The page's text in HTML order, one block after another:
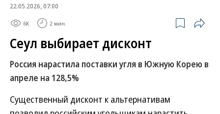
22.05.2026, 07:00
6K 2 мин.
Сеул выбирает дисконт
Россия нарастила поставки угля в Южную Корею в
апреле на 128,5%
Существенный дисконт к альтернативам